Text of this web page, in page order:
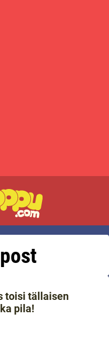
toisi tällaisen
pila!